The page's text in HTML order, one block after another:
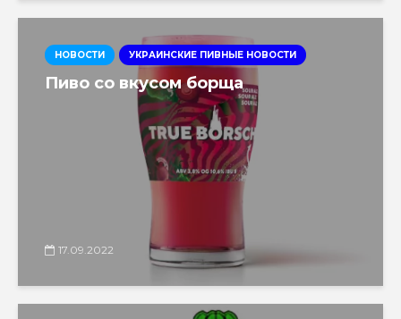
НОВОСТИ УКРАИНСКИЕ ПИВНЫЕ НОВОСТИ
Пиво со вкусом борща
17.09.2022